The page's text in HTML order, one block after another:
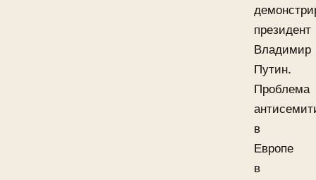
президент
Владимир
Путин.
Проблема
в
Европе
в